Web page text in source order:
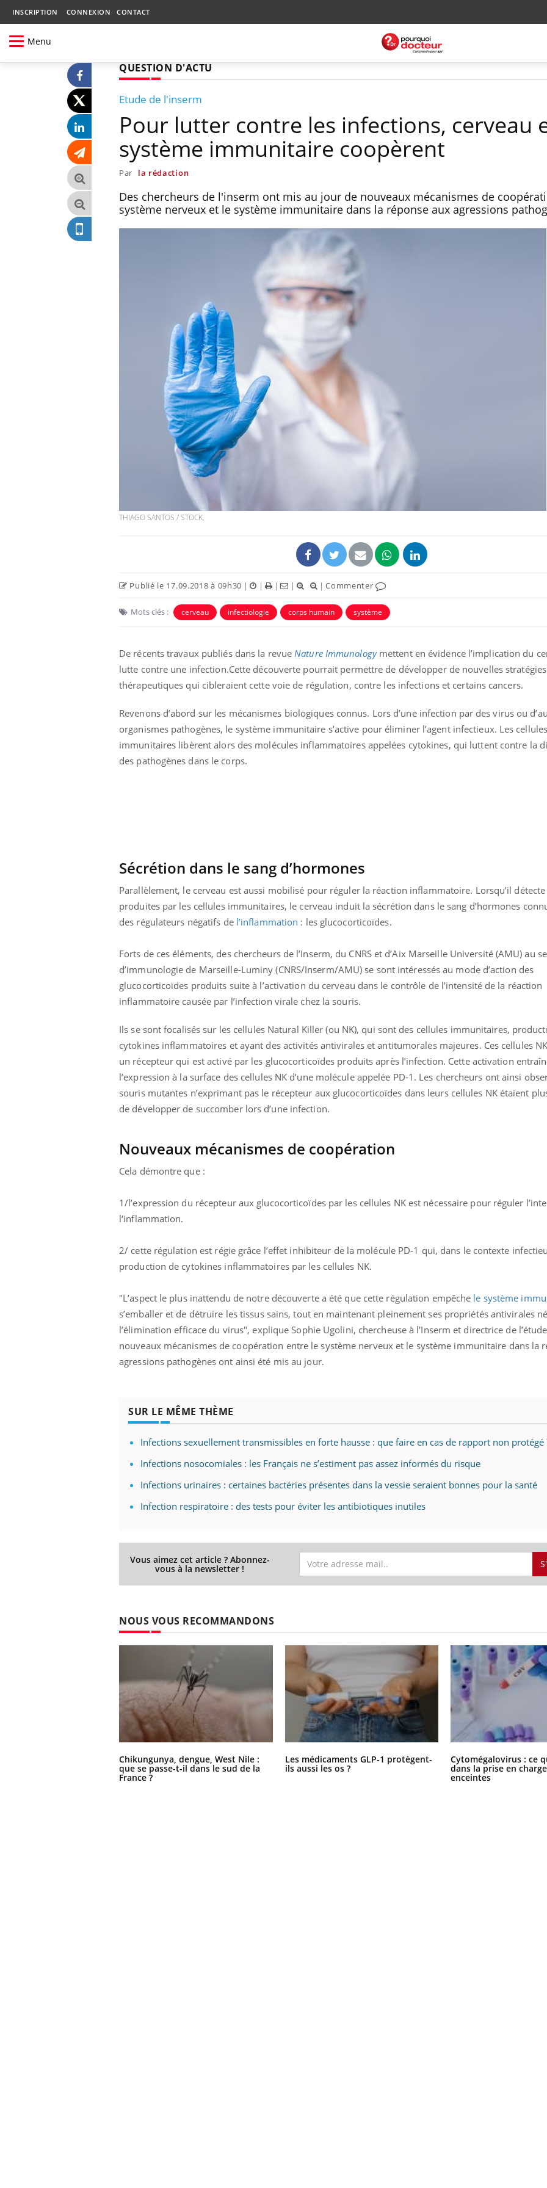
INSCRIPTION CONNEXION CONTACT
Menu
QUESTION D'ACTU
Etude de l'inserm
Pour lutter contre les infections, cerveau
système immunitaire coopèrent
Par la rédaction
Des chercheurs de l'inserm ont mis au jour de nouveaux mécanismes de
système nerveux et le système immunitaire dans la réponse aux agressions
THIAGO SANTOS / STOCK.
Publié le 17.09.2018 à 09h30 | | | | |Commenter
Mots clés : cerveau infectiologie corps humain système
De récents travaux publiés dans la revue Nature Immunologymettent en évidence l’implication du
lutte contre une infection.Cette découverte pourrait permettre de développer de nouvelles stratégies
thérapeutiques qui cibleraient cette voie de régulation, contre les infections et certains cancers.
Revenons d’abord sur les mécanismes biologiques connus. Lors d’une infection par des virus ou
organismes pathogènes, le système immunitaire s’active pour éliminer l’agent infectieux. Les cellules
immunitaires libèrent alors des molécules inflammatoires appelées cytokines, qui luttent contre la
des pathogènes dans le corps.
Sécrétion dans le sang d’hormones
Parallèlement, le cerveau est aussi mobilisé pour réguler la réaction inflammatoire. Lorsqu’il
produites par les cellules immunitaires, le cerveau induit la sécrétion dans le sang d’hormones
des régulateurs négatifs de l’inflammation : les glucocorticoïdes.
Forts de ces éléments, des chercheurs de l’Inserm, du CNRS et d’Aix Marseille Université (AMU) au
d’immunologie de Marseille-Luminy (CNRS/Inserm/AMU) se sont intéressés au mode d’action des
glucocorticoïdes produits suite à l’activation du cerveau dans le contrôle de l’intensité de la réaction
inflammatoire causée par l’infection virale chez la souris.
Ils se sont focalisés sur les cellules Natural Killer (ou NK), qui sont des cellules immunitaires,
cytokines inflammatoires et ayant des activités antivirales et antitumorales majeures. Ces cellules
un récepteur qui est activé par les glucocorticoïdes produits après l’infection. Cette activation
l’expression à la surface des cellules NK d’une molécule appelée PD-1. Les chercheurs ont ainsi
souris mutantes n’exprimant pas le récepteur aux glucocorticoïdes dans leurs cellules NK étaient
de développer de succomber lors d’une infection.
Nouveaux mécanismes de coopération
Cela démontre que :
1/l’expression du récepteur aux glucocorticoïdes par les cellules NK est nécessaire pour réguler
l‘inflammation.
2/ cette régulation est régie grâce l’effet inhibiteur de la molécule PD-1 qui, dans le contexte
production de cytokines inflammatoires par les cellules NK.
"L’aspect le plus inattendu de notre découverte a été que cette régulation empêche le système
s’emballer et de détruire les tissus sains, tout en maintenant pleinement ses propriétés antivirales
l’élimination efficace du virus", explique Sophie Ugolini, chercheuse à l'Inserm et directrice de
nouveaux mécanismes de coopération entre le système nerveux et le système immunitaire dans la
agressions pathogènes ont ainsi été mis au jour.
SUR LE MÊME THÈME
Infections sexuellement transmissibles en forte hausse : que faire en cas de rapport non protégé
Infections nosocomiales : les Français ne s’estiment pas assez informés du risque
Infections urinaires : certaines bactéries présentes dans la vessie seraient bonnes pour la santé
Infection respiratoire : des tests pour éviter les antibiotiques inutiles
Vous aimez cet article ? Abonnez-
vous à la newsletter !
NOUS VOUS RECOMMANDONS
Chikungunya, dengue, West Nile :
que se passe-t-il dans le sud de la
France ?
Les médicaments GLP-1 protègent-
ils aussi les os ?
Cytomégalovirus : ce
dans la prise en
enceintes
de dormir la nuit ? pourquoi le risque de
noyade grimpe-t-il ?
que dit
Carence en fer : comprendre pour
Youtube
Fatigue, irritabilité, brouillard mental ou
même alopécie… Les symptômes de la
carence en fer sont multiples ce qui la rend
Youtube
Insuline & Charge mentale : et si on
osait en parler?? Youtube
En 2026, l'insuline dans le diabète de type 2
reste entourée d'idées reçues chez les
patients comme parfois chez les soignants.
Youtube
Eczéma Chronique
préparer pour l’été !
L'été arrive… et avec lui,
rythme de vie ! Vacances,
soleil, activités en plein